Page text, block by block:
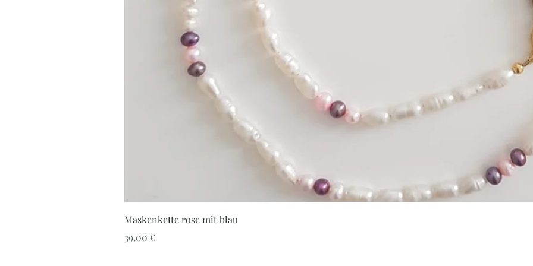
Maskenkette rose mit blau
Preis
39,00 €